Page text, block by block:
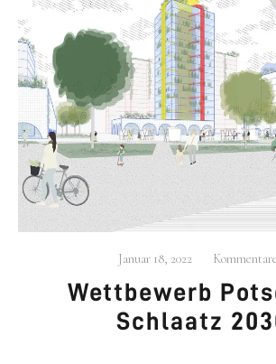
Januar 18, 2022 Kommentare
Wett­be­werb
Schlaatz